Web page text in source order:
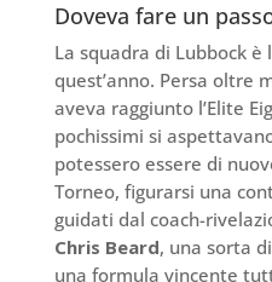
Doveva fare un
La squadra di Lubbock
quest’anno. Persa oltre
aveva raggiunto l’Elite
pochissimi si
potessero essere di
Torneo, figurarsi una
guidati dal coach-
Chris Beard, una sorta
una formula vincente